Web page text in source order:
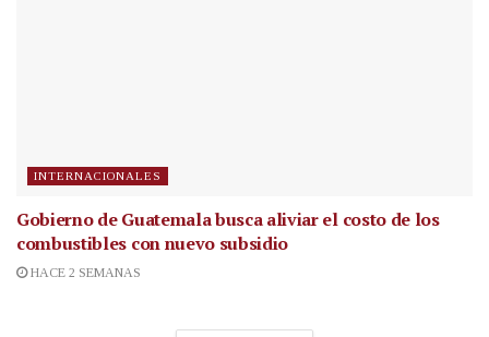
INTERNACIONALES
Gobierno de Guatemala busca aliviar el costo de los
combustibles con nuevo subsidio
HACE 2 SEMANAS